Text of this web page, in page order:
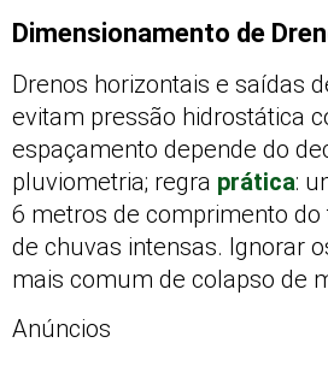
Dimensionamento de
Drenos horizontais e saídas
evitam pressão hidrostática
espaçamento depende do
pluviometria; regra prática:
6 metros de comprimento
de chuvas intensas. Ignorar
mais comum de colapso de
Anúncios